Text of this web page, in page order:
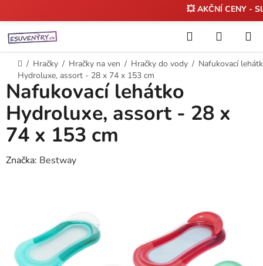
na
obsah
💥 AKČNÍ CENY -
Hledat
KOŠÍK
Domů
/ Hračky / Hračky na ven / Hračky do vody / Nafukovací
Hydroluxe, assort - 28 x 74 x 153 cm
Nafukovací lehátko
Hydroluxe, assort - 28 x
74 x 153 cm
Značka: Bestway